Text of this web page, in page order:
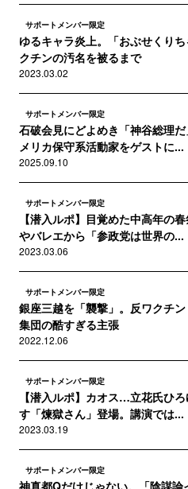
サポートメンバー限定
ゆるキャラ炎上。「おぶせくり
クチンの汚名を被るまで
2023.03.02
サポートメンバー限定
石破会見にどよめき「神谷総理
メリカ保守系活動家をゲストに...
2025.09.10
サポートメンバー限定
【潜入ルポ】目覚めた中高年の
やバレエから「参政党は世界の...
2023.03.06
サポートメンバー限定
銀座三越を「襲撃」。反ワクチ
集団の酷すぎる主張
2022.12.06
サポートメンバー限定
【潜入ルポ】カオス…立花氏ひ
す「煉獄さん」登場。講演では...
2023.03.19
サポートメンバー限定
神真都Qだけじゃない。「陰謀論